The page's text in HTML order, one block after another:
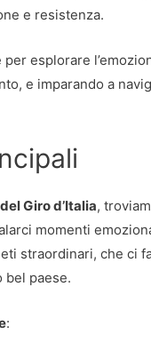
e resistenza.
esplorare
e imparando a
Giro d’Italia,
momenti
straordinari, che ci
bel paese.
: